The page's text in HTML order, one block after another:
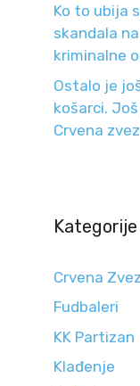
Ko to ubija
skandala
kriminalne
Ostalo je
košarci.
Crvena
Kategorije
Crvena
Fudbaleri
KK Partizan
Klađenje